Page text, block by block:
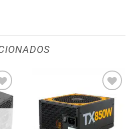
Adicionar
aos meus
desejos